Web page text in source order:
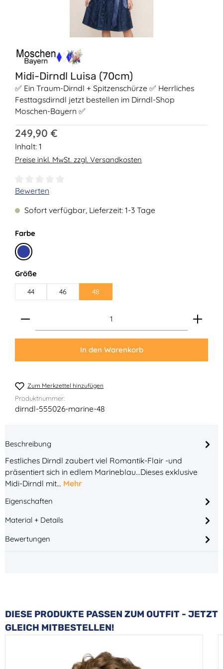
Midi-Dirndl Luisa (70cm)
✅ Ein Traum-Dirndl + Spitzenschürze ✅ Herrliches
Festtagsdirndl jetzt bestellen im Dirndl-Shop
Moschen-Bayern ✅
Regulärer Preis:
249,90 €
Inhalt: 1
Preise inkl. MwSt. zzgl. Versandkosten
Durchschnittliche Bewertung von 0 von 5 Sternen
Bewerten
Sofort verfügbar, Lieferzeit: 1-3 Tage
Farbeauswählen
Marine
Größeauswählen
44 46 48
Produkt Anzahl: Gib den gewünschten Wert ein
In den Warenkorb
Zum Merkzettel hinzufügen
Produktnummer:
dirndl-555026-marine-48
Beschreibung
Festliches Dirndl zaubert viel Romantik-Flair -und
präsentiert sich in edlem Marineblau...Dieses exklusive
Midi-Dirndl mit… Mehr
Eigenschaften
Material + Details
Bewertungen
Produktgalerie überspringen
DIESE PRODUKTE PASSEN ZUM OUTFIT - JETZT
GLEICH MITBESTELLEN!